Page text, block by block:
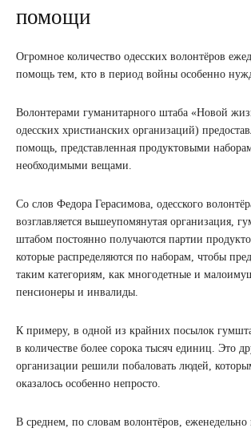
помощи
Огромное количество одесских волонтёров
помощь тем, кто в период войны особенно
Волонтерами гуманитарного штаба «Новой
одесских христианских организаций)
помощь, представленная продуктовыми
необходимыми вещами.
Со слов Федора Герасимова, одесского
возглавляется вышеупомянутая организация,
штабом постоянно получаются партии
которые распределяются по наборам, чтобы
таким категориям, как многодетные и
пенсионеры и инвалиды.
К примеру, в одной из крайних посылок
в количестве более сорока тысяч единиц. Это
организации решили побаловать людей,
оказалось особенно непросто.
В среднем, по словам волонтёров,